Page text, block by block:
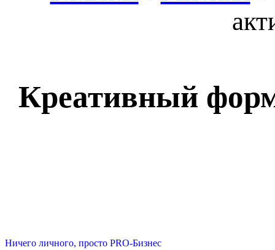
Креативный
Ничего личного, просто PRO-Бизнес